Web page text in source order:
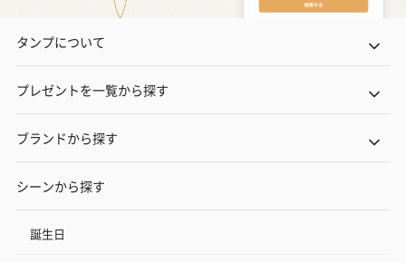
タンプについて
プレゼントを一覧から探す
ブランドから探す
シーンから探す
誕生日